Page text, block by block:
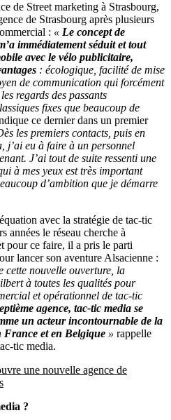
de Street marketing à Strasbourg,
de Strasbourg après plusieurs
: « Le concept de
immédiatement séduit et tout
avec le vélo publicitaire,
: écologique, facilité de mise
de communication qui forcément
regards des passants
fixes que beaucoup de
ce dernier dans un premier
les premiers contacts, puis en
j’ai eu à faire à un personnel
J’ai tout de suite ressenti une
à mes yeux est très important
d’ambition que je démarre
avec la stratégie de tac-tic
années le réseau cherche à
pour ce faire, il a pris le parti
lancer son aventure Alsacienne :
cette nouvelle ouverture, la
à toutes les qualités pour
et opérationnel de tac-tic
agence, tac-tic media se
un acteur incontournable de la
France et en Belgique » rappelle
tic media.
une nouvelle agence de
?